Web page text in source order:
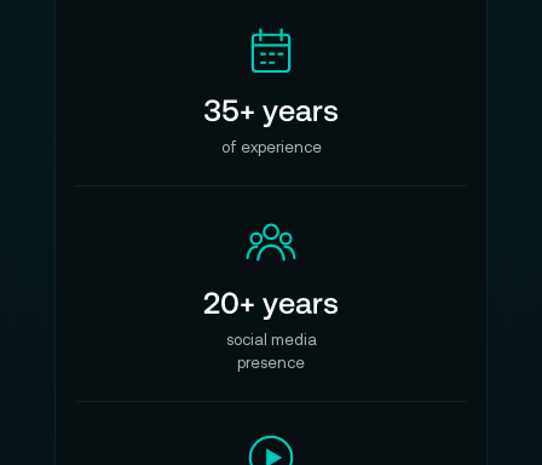
35+ years
of experience
20+ years
social media
presence